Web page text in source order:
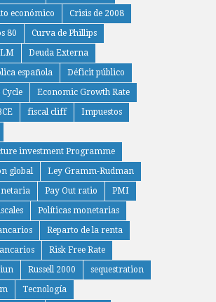
económico
Crisis de 2008
80
Curva de Phillips
Deuda Externa
española
Déficit público
Economic Growth Rate
fiscal cliff
Impuestos
investment Programme
global
Ley Gramm-Rudman
Pay Out ratio
PMI
Políticas monetarias
Reparto de la renta
Risk Free Rate
Russell 2000
sequestration
Tecnología